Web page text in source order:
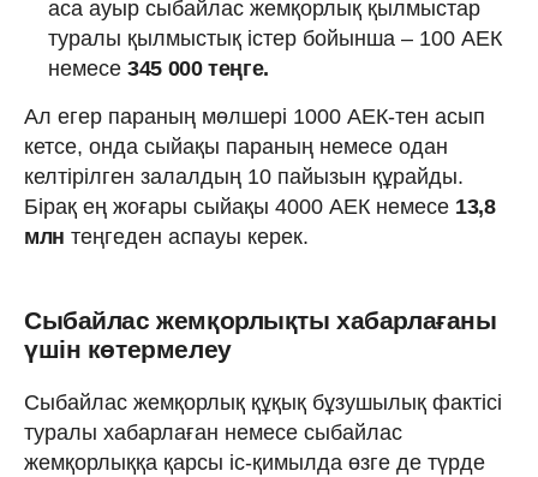
аса ауыр сыбайлас жемқорлық қылмыстар
туралы қылмыстық істер бойынша – 100 АЕК
немесе 345 000 теңге.
Ал егер параның мөлшері 1000 АЕК-тен асып
кетсе, онда сыйақы параның немесе одан
келтірілген залалдың 10 пайызын құрайды.
Бірақ ең жоғары сыйақы 4000 АЕК немесе 13,8
млн теңгеден аспауы керек.
Сыбайлас жемқорлықты хабарлағаны
үшін көтермелеу
Сыбайлас жемқорлық құқық бұзушылық фактісі
туралы хабарлаған немесе сыбайлас
жемқорлыққа қарсы іс-қимылда өзге де түрде